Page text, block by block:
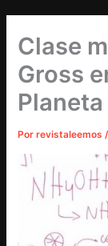
Clase
Gross
Planeta
Porrevistaleemos